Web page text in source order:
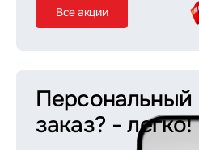
Все акции
Персональный
заказ? - легко!